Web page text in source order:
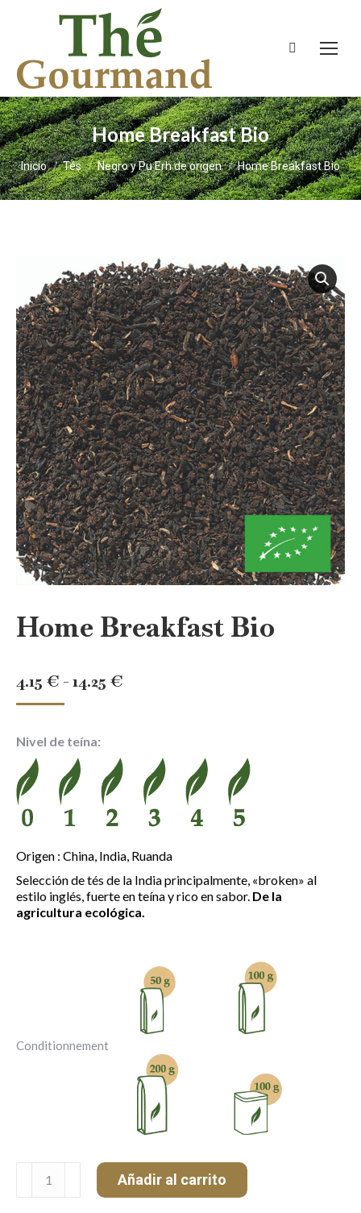
Buscar:
Home Breakfast Bio
Estás aquí:
Inicio Tés Negro y Pu Erh de origen Home Breakfast Bio
Home Breakfast Bio
4.15 € -14.25 €
desde
4.15 €
hasta
14.25 €
Nivel de teína:
Origen : China, India, Ruanda
Selección de tés de la India principalmente, «broken» al
estilo inglés, fuerte en teína y rico en sabor. De la
agricultura ecológica.
Conditionnement
Breakfast
Bio
Añadir al carrito